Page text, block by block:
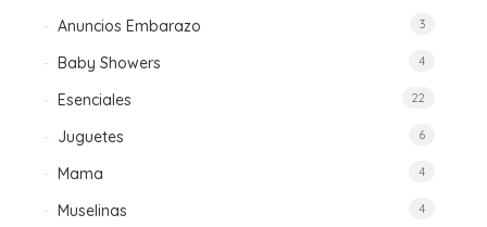
Anuncios Embarazo 3
Baby Showers 4
Esenciales 22
Juguetes 6
Mama 4
Muselinas 4